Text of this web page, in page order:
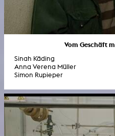
Vom Geschäft
Sinah Käding
Anna Verena Müller
Simon Rupieper